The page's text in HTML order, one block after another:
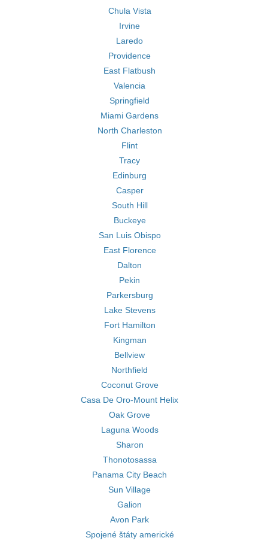
Chula Vista
Irvine
Laredo
Providence
East Flatbush
Valencia
Springfield
Miami Gardens
North Charleston
Flint
Tracy
Edinburg
Casper
South Hill
Buckeye
San Luis Obispo
East Florence
Dalton
Pekin
Parkersburg
Lake Stevens
Fort Hamilton
Kingman
Bellview
Northfield
Coconut Grove
Casa De Oro-Mount Helix
Oak Grove
Laguna Woods
Sharon
Thonotosassa
Panama City Beach
Sun Village
Galion
Avon Park
Spojené štáty americké